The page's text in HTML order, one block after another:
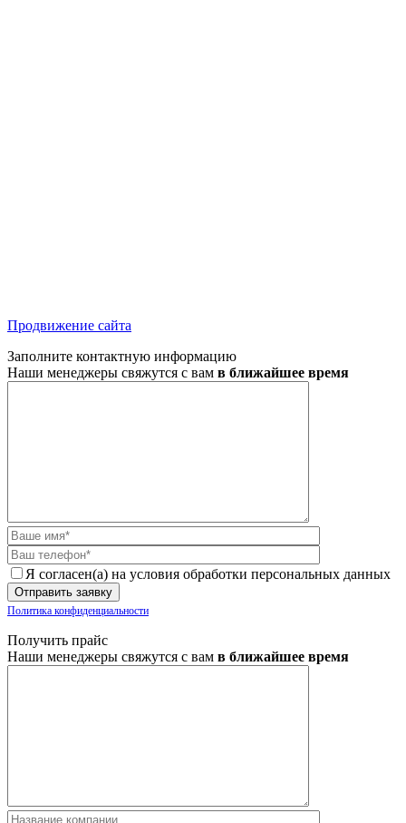
Продвижение сайта
Заполните контактную информацию
Наши менеджеры свяжутся с вам в ближайшее время
Я согласен(а) на условия обработки персональных данных
Политика конфиденциальности
Получить прайс
Наши менеджеры свяжутся с вам в ближайшее время